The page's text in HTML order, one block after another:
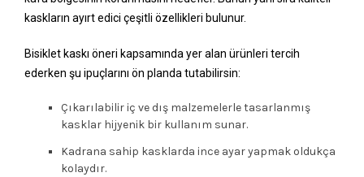
kaskların ayırt edici çeşitli özellikleri bulunur.
Bisiklet kaskı öneri kapsamında yer alan ürünleri tercih
ederken şu ipuçlarını ön planda tutabilirsin:
Çıkarılabilir iç ve dış malzemelerle tasarlanmış
kasklar hijyenik bir kullanım sunar.
Kadrana sahip kasklarda ince ayar yapmak oldukça
kolaydır.